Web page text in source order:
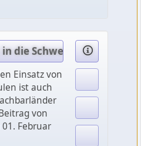
die Schweiz
Einsatz von
ist auch
von
Februar